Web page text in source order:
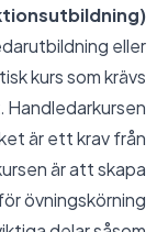
eller
kurs som krävs
Handledarkursen
är ett krav från
är att skapa
övningskörning.